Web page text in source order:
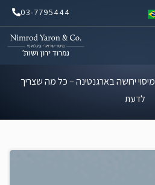
03-7795444
מיסוי ירושה בארגנטינה – כל מה שצריך
לדעת